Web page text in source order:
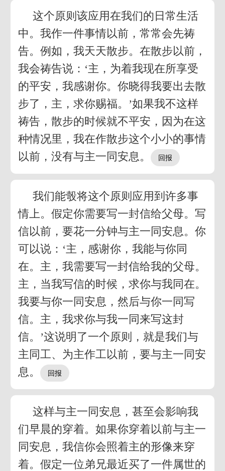
这个原则该应用在我们的日常生活
中。我作一件事情以前，常常会先祷
告。例如，我天天散步。在散步以前，
我会祷告说：‘主，为着我现在所享受
的平安，我感谢你。你晓得我要出去散
步了，主，求你赐福。’如果我不这样
祷告，散步的时候就不平安，因为在这
种情况里，我在作散步这个小小的事情
以前，没有与主一同安息。
我们能彀将这个原则应用到许多事
情上。假定你需要写一封信给父母。写
信以前，要花一分钟与主一同安息。你
可以说：‘主，感谢你，我能与你同
在。主，我需要写一封信给我的父母。
主，当我写信的时候，求你与我同在。
我要与你一同安息，然后与你一同写
信。主，我求你与我一同来写这封
信。’这说明了一个原则，就是我们与
主同工、为主作工以前，要与主一同安
息。
这样与主一同安息，甚至会影响我
们早晨的穿着。如果你穿着以前与主一
同安息，我信你会照着主的形像来穿
着。假定一位弟兄最近买了一件属世的